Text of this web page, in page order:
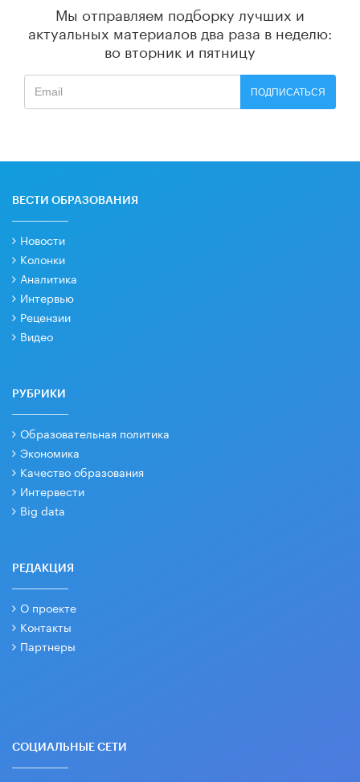
Мы отправляем подборку лучших и
актуальных материалов два раза в неделю:
во вторник и пятницу
ПОДПИСАТЬСЯ
ВЕСТИ ОБРАЗОВАНИЯ
Новости
Колонки
Аналитика
Интервью
Рецензии
Видео
РУБРИКИ
Образовательная политика
Экономика
Качество образования
Интервести
Big data
РЕДАКЦИЯ
О проекте
Контакты
Партнеры
СОЦИАЛЬНЫЕ СЕТИ